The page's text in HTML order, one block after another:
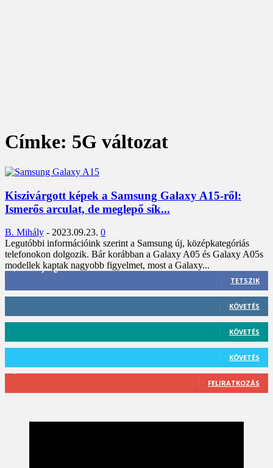
Címke: 5G változat
Kiszivárgott képek a Samsung Galaxy A15-ről:
Ismerős arculat, de meglepő sík...
B. Mihály - 2023.09.23. 0
Legutóbbi információink szerint a Samsung új, középkategóriás
telefonokon dolgozik. Bár korábban a Galaxy A05 és Galaxy A05s
modellek kaptak nagyobb figyelmet, most a Galaxy...
3,452 Rajongók
TETSZIK
KÖVETÉS
KÖVETÉS
KÖVETÉS
FELIRATKOZÁS